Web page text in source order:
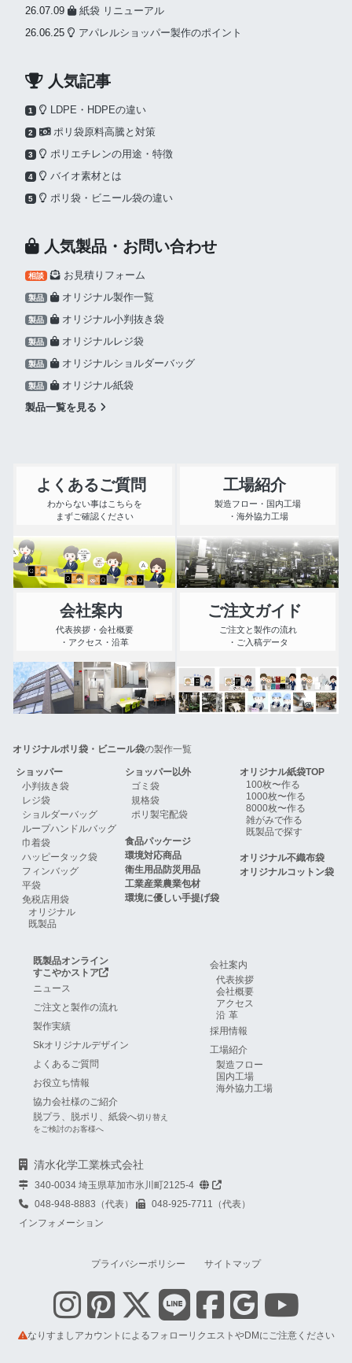
26.07.09
紙袋 リニューアル
26.06.25
アパレルショッパー製作のポイント
人気記事
1 LDPE・HDPEの違い
2 ポリ袋原料高騰と対策
3 ポリエチレンの用途・特徴
4 バイオ素材とは
5 ポリ袋・ビニール袋の違い
人気製品・お問い合わせ
相談 お見積りフォーム
製品 オリジナル製作一覧
製品 オリジナル小判抜き袋
製品 オリジナルレジ袋
製品 オリジナルショルダーバッグ
製品
オリジナル紙袋
製品一覧を見る
よくあるご質問
わからない事はこちらを
まずご確認ください
工場紹介
製造フロー・国内工場
・海外協力工場
会社案内
代表挨拶・会社概要
・アクセス・沿革
ご注文ガイド
ご注文と製作の流れ
・ご入稿データ
オリジナルポリ袋・ビニール袋の製作一覧
ショッパー
小判抜き袋
レジ袋
ショルダーバッグ
ループハンドルバッグ
巾着袋
ハッピータック袋
フィンバッグ
平袋
免税店用袋
オリジナル
既製品
ショッパー以外
ゴミ袋
規格袋
ポリ製宅配袋
食品パッケージ
環境対応商品
衛生用品防災用品
工業産業農業包材
環境に優しい手提げ袋
オリジナル紙袋TOP
100枚〜作る
1000枚〜作る
8000枚〜作る
雑がみで作る
既製品で探す
オリジナル不織布袋
オリジナルコットン袋
既製品オンライン
すこやかストア
ニュース
ご注文と製作の流れ
製作実績
Skオリジナルデザイン
よくあるご質問
お役立ち情報
協力会社様のご紹介
脱プラ、脱ポリ、紙袋へ切り替え
をご検討のお客様へ
会社案内
代表挨拶
会社概要
アクセス
沿革
採用情報
工場紹介
製造フロー
国内工場
海外協力工場
清水化学工業株式会社
340-0034 埼玉県草加市氷川町2125-4
048-948-8883（代表）
048-925-7711（代表）
インフォメーション
プライバシーポリシー サイトマップ
なりすましアカウントによるフォローリクエストやDMにご注意ください